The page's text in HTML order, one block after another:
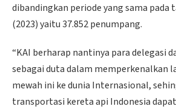
dibandingkan periode yang sama pada
(2023) yaitu 37.852 penumpang.
“KAI berharap nantinya para delegasi
sebagai duta dalam memperkenalkan
mewah ini ke dunia Internasional,
transportasi kereta api Indonesia